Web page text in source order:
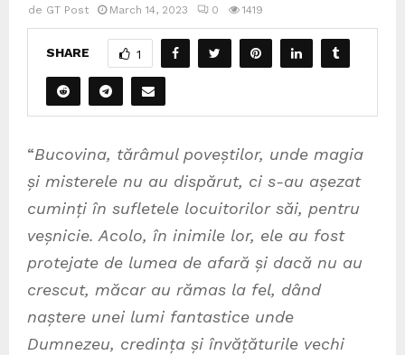
de GT Post March 14, 2023 0 1419
SHARE 1
“Bucovina, tărâmul poveștilor, unde magia
și misterele nu au dispărut, ci s-au așezat
cuminți în sufletele locuitorilor săi, pentru
veșnicie. Acolo, în inimile lor, ele au fost
protejate de lumea de afară și dacă nu au
crescut, măcar au rămas la fel, dând
naștere unei lumi fantastice unde
Dumnezeu, credința și învățăturile vechi